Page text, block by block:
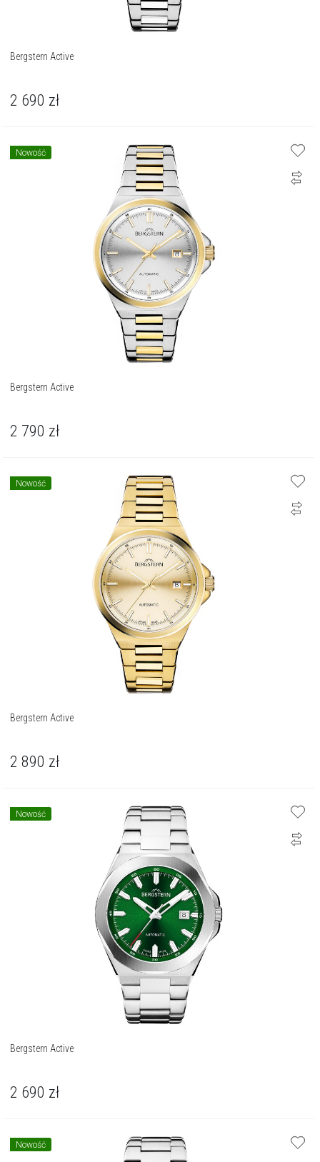
Bergstern Active
2 690 zł
Nowość
Bergstern Active
2 790 zł
Nowość
Bergstern Active
2 890 zł
Nowość
Bergstern Active
2 690 zł
Nowość